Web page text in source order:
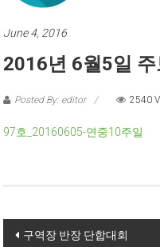
June 4, 2016
2016년 6월5일
Posted By: editor 2540
97호_20160605-연중10주일
Post navigation
구역장 반장 단합대회